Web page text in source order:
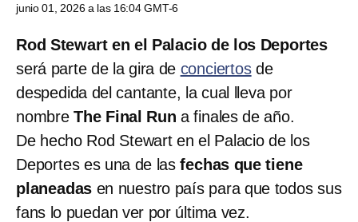
junio 01, 2026 a las 16:04 GMT-6
Rod Stewart en el Palacio de los Deportes
será parte de la gira de conciertosde
despedida del cantante, la cual lleva por
nombreThe Final Run a finales de año.
De hecho Rod Stewart en el Palacio de los
Deportes es una de las fechas que tiene
planeadas en nuestro país para que todos sus
fans lo puedan ver por última vez.